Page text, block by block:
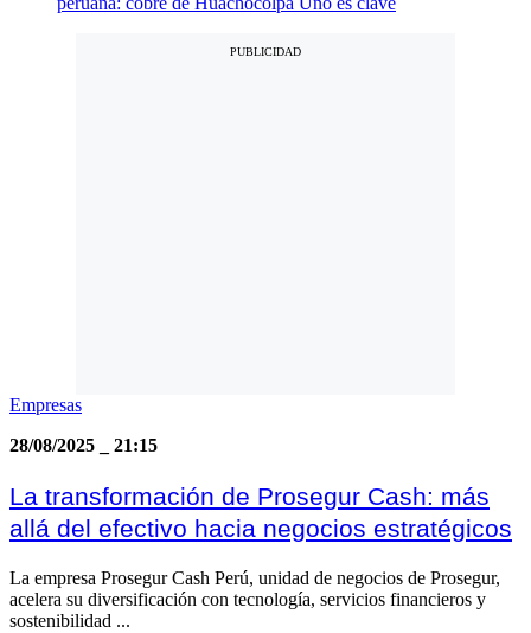
Empresas
28/08/2025
21:15
La transformación de Prosegur Cash: más
allá del efectivo hacia negocios estratégicos
La empresa Prosegur Cash Perú, unidad de negocios de Prosegur,
acelera su diversificación con tecnología, servicios financieros y
sostenibilidad ...